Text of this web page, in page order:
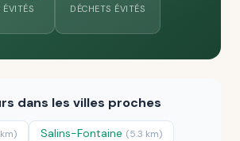
ÉVITÉS DÉCHETS ÉVITÉS
dans les villes proches
Salins-Fontaine (5.3 km)